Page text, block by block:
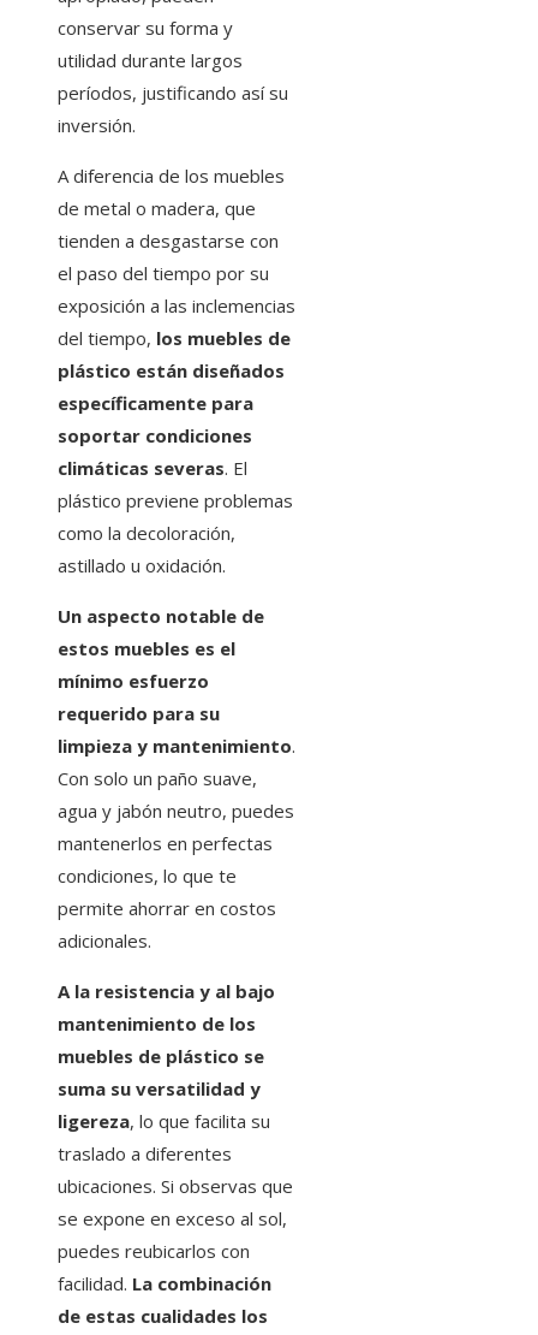
conservar su forma y
utilidad durante largos
períodos, justificando así su
inversión.
A diferencia de los muebles
de metal o madera, que
tienden a desgastarse con
el paso del tiempo por su
exposición a las inclemencias
del tiempo, los muebles de
plástico están diseñados
específicamente para
soportar condiciones
climáticas severas. El
plástico previene problemas
como la decoloración,
astillado u oxidación.
Un aspecto notable de
estos muebles es el
mínimo esfuerzo
requerido para su
limpieza y mantenimiento.
Con solo un paño suave,
agua y jabón neutro, puedes
mantenerlos en perfectas
condiciones, lo que te
permite ahorrar en costos
adicionales.
A la resistencia y al bajo
mantenimiento de los
muebles de plástico se
suma su versatilidad y
ligereza, lo que facilita su
traslado a diferentes
ubicaciones. Si observas que
se expone en exceso al sol,
puedes reubicarlos con
facilidad. La combinación
de estas cualidades los